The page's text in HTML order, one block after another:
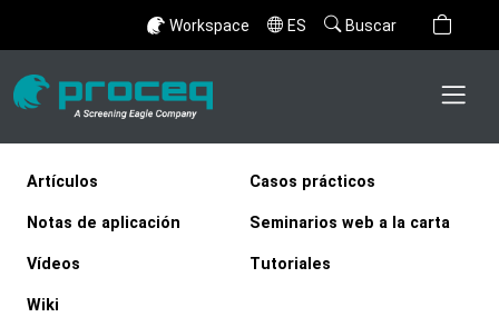
Workspace ES Buscar
Artículos Casos prácticos
Notas de aplicación Seminarios web a la carta
Vídeos Tutoriales
Wiki